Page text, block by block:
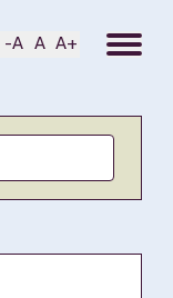
-A A A+ Menu